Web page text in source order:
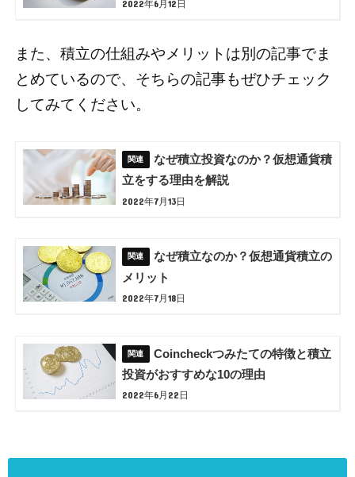
2022年6月12日
また、積立の仕組みやメリットは別の記事でま
とめているので、そちらの記事もぜひチェック
してみてください。
なぜ積立投資なのか？仮想通貨積
立をする理由を解説
2022年7月13日
なぜ積立なのか？仮想通貨積立の
メリット
2022年7月18日
Coincheckつみたての特徴と積立
投資がおすすめな10の理由
2022年6月22日